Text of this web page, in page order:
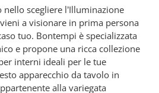
scegliere l’Illuminazione
a visionare in prima persona
tuo. Bontempi è specializzata
e propone una ricca collezione
interni ideali per le tue
apparecchio da tavolo in
alla variegata